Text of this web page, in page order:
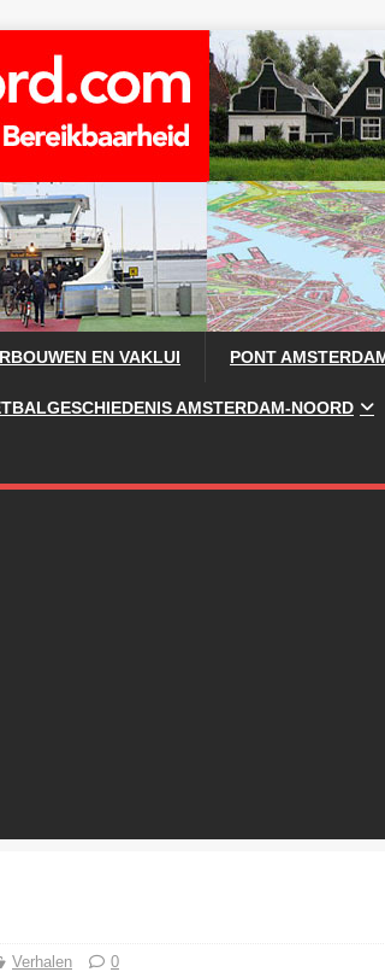
EN VAKLUI PONT
AMSTERDAM-NOORD
Verhalen 0